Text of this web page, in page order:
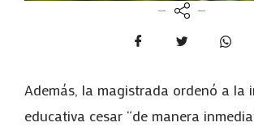
Además, la magistrada ordenó a la
educativa cesar “de manera